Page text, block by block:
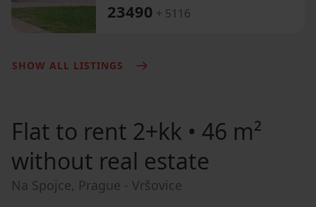
23490 + 5116
SHOW ALL LISTINGS
Flat to rent 2+kk • 46 m²
without real estate
Na Spojce, Prague - Vršovice